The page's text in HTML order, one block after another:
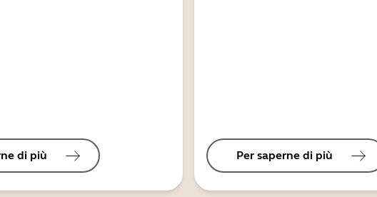
di più Per saperne di più